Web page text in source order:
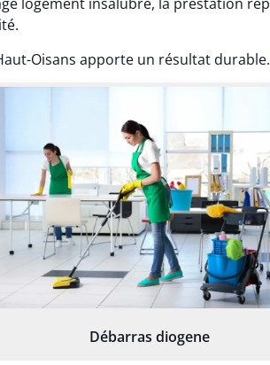
Oisans apporte un résultat durable.
Débarras diogene
rentrant chez